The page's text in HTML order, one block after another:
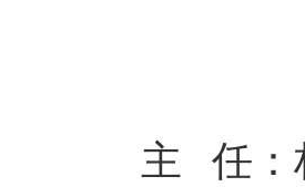
主
任：